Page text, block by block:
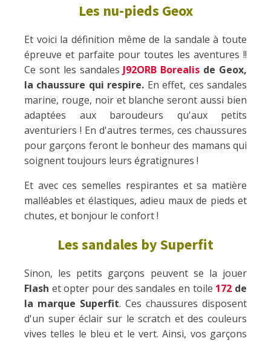
Les nu-pieds Geox
Et voici la définition même de la sandale à toute
épreuve et parfaite pour toutes les aventures !!
Ce sont les sandales J92ORB Borealis de Geox,
la chaussure qui respire. En effet, ces sandales
marine, rouge, noir et blanche seront aussi bien
adaptées aux baroudeurs qu'aux petits
aventuriers ! En d'autres termes, ces chaussures
pour garçons feront le bonheur des mamans qui
soignent toujours leurs égratignures !
Et avec ces semelles respirantes et sa matière
malléables et élastiques, adieu maux de pieds et
chutes, et bonjour le confort !
Les sandales by Superfit
Sinon, les petits garçons peuvent se la jouer
Flash et opter pour des sandales en toile 172 de
la marque Superfit. Ces chaussures disposent
d'un super éclair sur le scratch et des couleurs
vives telles le bleu et le vert. Ainsi, vos garçons